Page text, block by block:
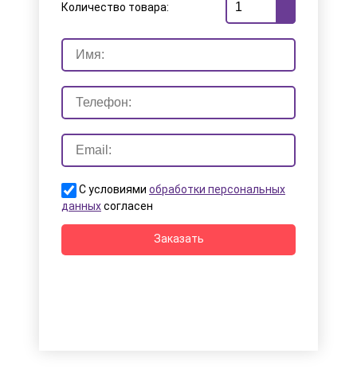
Количество товара:
С условиями обработки персональных
данныхсогласен
Заказать